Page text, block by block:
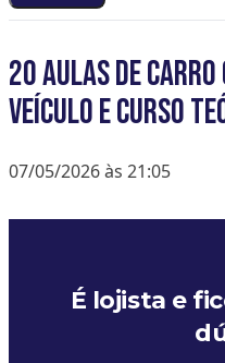
20 aulas de carro
veículo e curso
07/05/2026 às 21:05
É lojista e